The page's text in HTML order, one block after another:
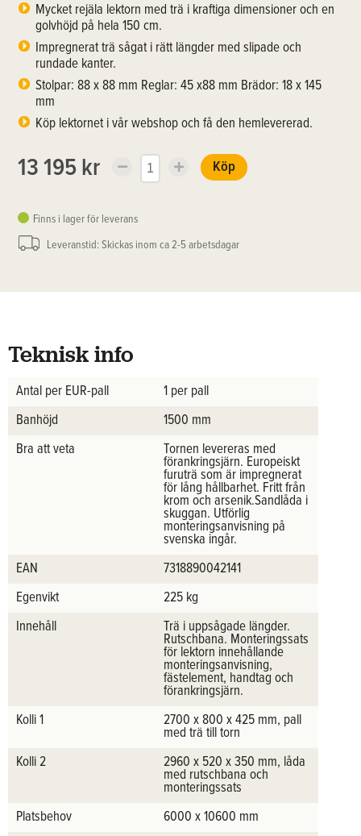
Mycket rejäla lektorn med trä i kraftiga dimensioner och en
golvhöjd på hela 150 cm.
Impregnerat trä sågat i rätt längder med slipade och
rundade kanter.
Stolpar: 88 x 88 mm Reglar: 45 x88 mm Brädor: 18 x 145
mm
Köp lektornet i vår webshop och få den hemlevererad.
13 195 kr Köp
Finns i lager för leverans
Leveranstid: Skickas inom ca 2-5 arbetsdagar
Teknisk info
Antal per EUR-pall
1 per pall
Banhöjd
1500 mm
Bra att veta
Tornen levereras med
förankringsjärn. Europeiskt
furuträ som är impregnerat
för lång hållbarhet. Fritt från
krom och arsenik.Sandlåda i
skuggan. Utförlig
monteringsanvisning på
svenska ingår.
EAN
7318890042141
Egenvikt
225 kg
Innehåll
Trä i uppsågade längder.
Rutschbana. Monteringssats
för lektorn innehållande
monteringsanvisning,
fästelement, handtag och
förankringsjärn.
Kolli 1
2700 x 800 x 425 mm, pall
med trä till torn
Kolli 2
2960 x 520 x 350 mm, låda
med rutschbana och
monteringssats
Platsbehov
6000 x 10600 mm